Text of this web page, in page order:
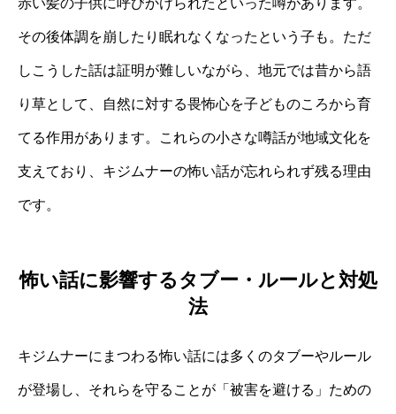
赤い髪の子供に呼びかけられたといった噂があります。
その後体調を崩したり眠れなくなったという子も。ただ
しこうした話は証明が難しいながら、地元では昔から語
り草として、自然に対する畏怖心を子どものころから育
てる作用があります。これらの小さな噂話が地域文化を
支えており、キジムナーの怖い話が忘れられず残る理由
です。
怖い話に影響するタブー・ルールと対処
法
キジムナーにまつわる怖い話には多くのタブーやルール
が登場し、それらを守ることが「被害を避ける」ための